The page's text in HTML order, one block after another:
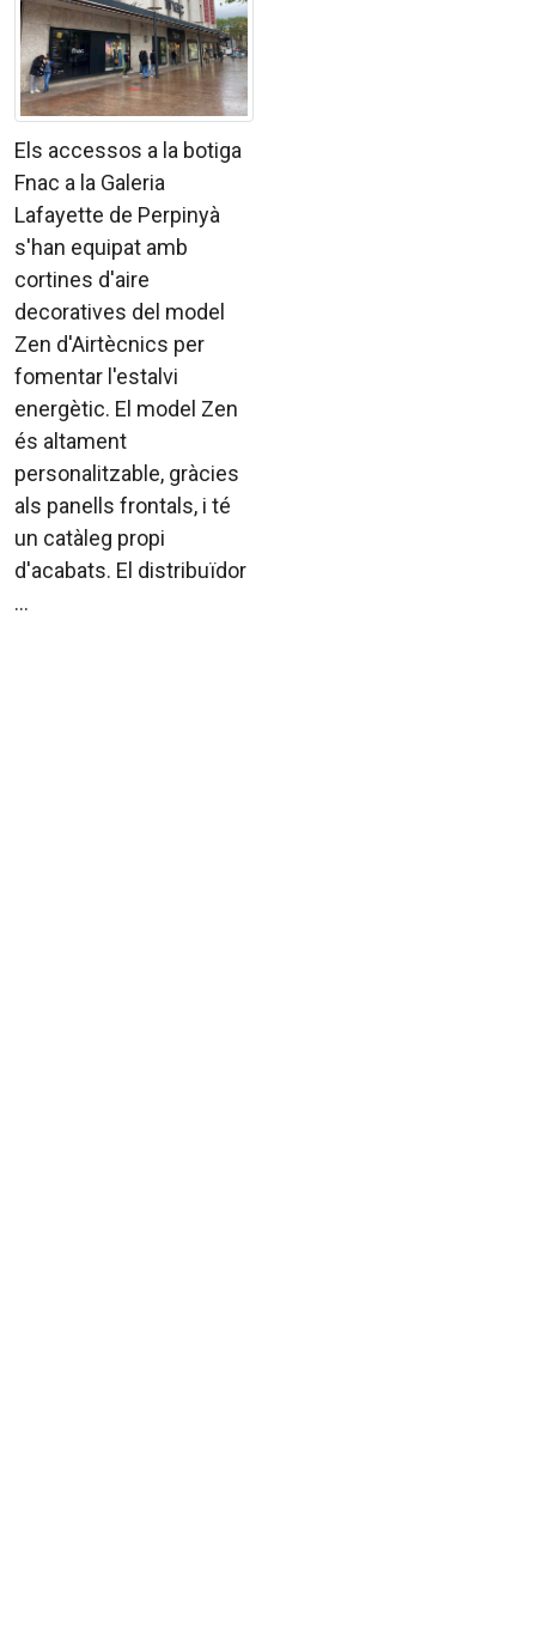
Els accessos a la botiga
Fnac a la Galeria
Lafayette de Perpinyà
s'han equipat amb
cortines d'aire
decoratives del model
Zen d'Airtècnics per
fomentar l'estalvi
energètic. El model Zen
és altament
personalitzable, gràcies
als panells frontals, i té
un catàleg propi
d'acabats. El distribuïdor
...